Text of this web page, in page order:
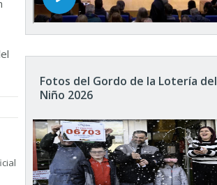
Fotos del Gordo de la Lotería del
Niño 2026